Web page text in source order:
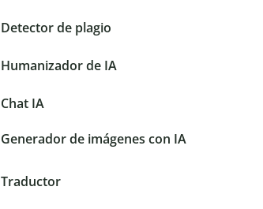
Detector de plagio
Humanizador de IA
Chat IA
Generador de imágenes con IA
Traductor